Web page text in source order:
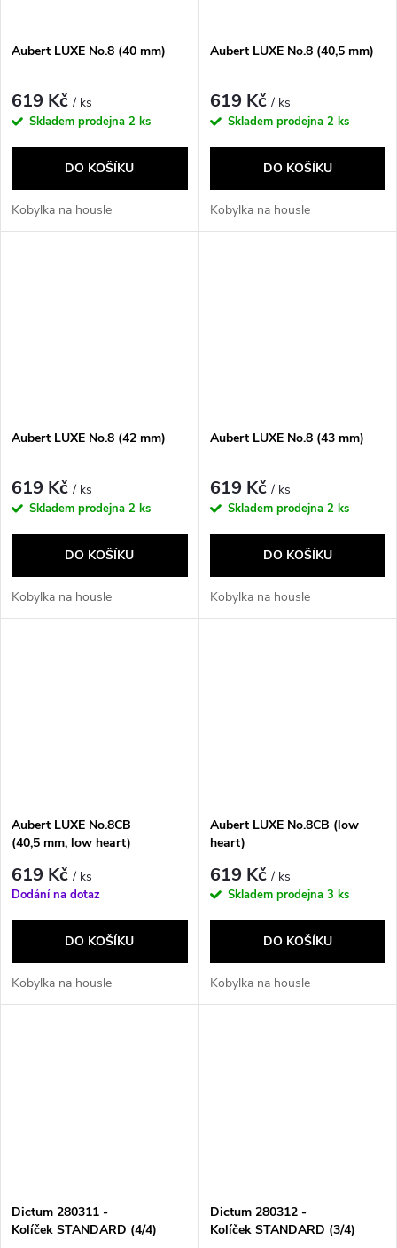
Aubert LUXE No.8 (40 mm)
619 Kč/ ks
Skladem prodejna 2 ks
DO KOŠÍKU
Kobylka na housle
Aubert LUXE No.8 (40,5 mm)
619 Kč/ ks
Skladem prodejna 2 ks
DO KOŠÍKU
Kobylka na housle
Aubert LUXE No.8 (42 mm)
619 Kč/ ks
Skladem prodejna 2 ks
DO KOŠÍKU
Kobylka na housle
Aubert LUXE No.8 (43 mm)
619 Kč/ ks
Skladem prodejna 2 ks
DO KOŠÍKU
Kobylka na housle
Aubert LUXE No.8CB
(40,5 mm, low heart)
619 Kč/ ks
Dodání na dotaz
DO KOŠÍKU
Kobylka na housle
Aubert LUXE No.8CB (low
heart)
619 Kč/ ks
Skladem prodejna 3 ks
DO KOŠÍKU
Kobylka na housle
Dictum 280311 -
Kolíček STANDARD (4/4)
Dictum 280312 -
Kolíček STANDARD (3/4)